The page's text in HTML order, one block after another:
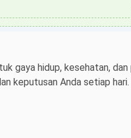
gaya hidup, kesehatan,
keputusan Anda setiap